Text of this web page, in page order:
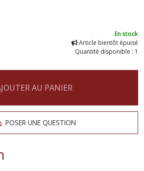
En stock
Article bientôt épuisé
Quantité disponible : 1
AU PANIER
POSER UNE QUESTION